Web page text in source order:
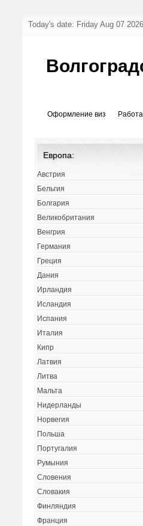
Today's date: Friday Aug 07 2026
Оформление виз
Европа:
Австрия
Бельгия
Болгария
Великобритания
Венгрия
Германия
Греция
Дания
Ирландия
Исландия
Испания
Италия
Кипр
Латвия
Литва
Мальта
Нидерланды
Норвегия
Польша
Португалия
Румыния
Словения
Словакия
Финляндия
Франция